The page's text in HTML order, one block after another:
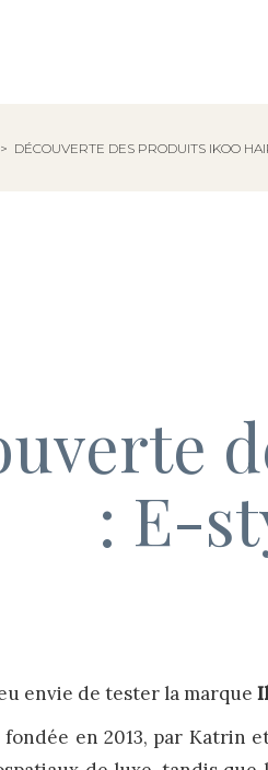
> DÉCOUVERTE DES PRODUITS IKOO
: E-
envie de tester la marque
en 2013, par Katrin